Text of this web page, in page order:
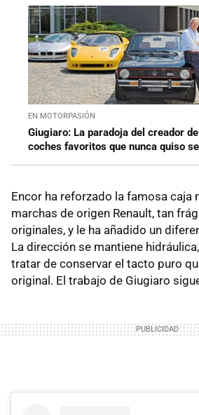
EN MOTORPASIÓN
Giugiaro: La paradoja del creador
coches favoritos que nunca quiso
Encor ha reforzado la famosa caja
marchas de origen Renault, tan
originales, y le ha añadido un
La dirección se mantiene
tratar de conservar el tacto puro
original. El trabajo de Giugiaro